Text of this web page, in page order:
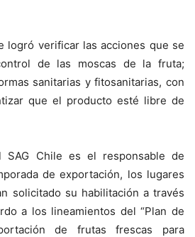
logró verificar las acciones que se
de las moscas de la fruta;
sanitarias y fitosanitarias, con
que el producto esté libre de
SAG Chile es el responsable de
de exportación, los lugares
solicitado su habilitación a través
a los lineamientos del “Plan de
de frutas frescas para